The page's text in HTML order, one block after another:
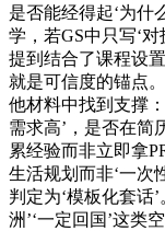
是否能经得起‘为什
学，若GS中只写‘
提到结合了课程设
就是可信度的锚点
他材料中找到支撑
需求高’，是否在简
累经验而非立即拿
生活规划而非‘一次
判定为‘模板化套话
洲’‘一定回国’这类